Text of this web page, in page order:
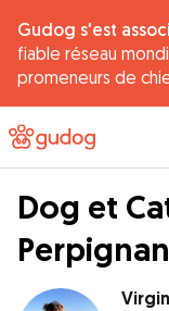
Gudog s'est
fiable réseau
promeneurs de
Dog et
Perpignan